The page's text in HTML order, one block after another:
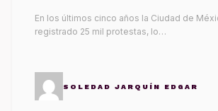
En los últimos cinco años la Ciudad de
registrado 25 mil protestas, lo…
SOLEDAD JARQUÍN EDGAR